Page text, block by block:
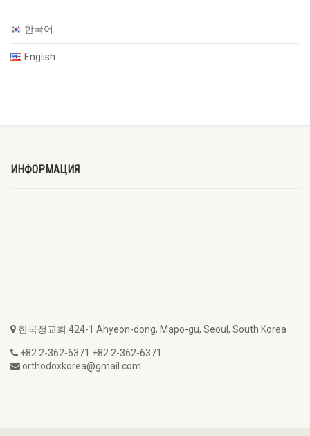
한국어
English
ИНФОРМАЦИЯ
한국정교회 424-1 Ahyeon-dong, Mapo-gu, Seoul, South Korea
+82 2-362-6371 +82 2-362-6371
orthodoxkorea@gmail.com